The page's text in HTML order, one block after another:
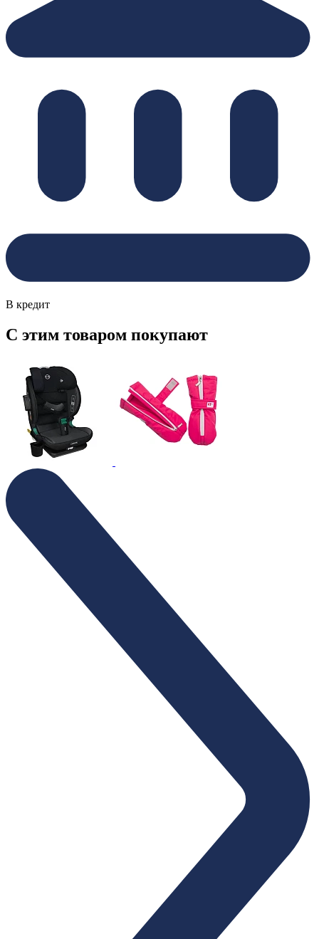
В кредит
С этим товаром покупают